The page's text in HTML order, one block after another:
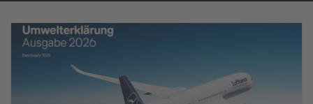
was
im
Tourismus
los
Lesen
die